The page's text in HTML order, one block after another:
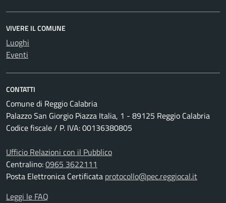
VIVERE IL COMUNE
Luoghi
Eventi
CONTATTI
Comune di Reggio Calabria
Palazzo San Giorgio Piazza Italia, 1 - 89125 Reggio Calabria
Codice fiscale / P. IVA: 00136380805
Ufficio Relazioni con il Pubblico
Centralino:0965 3622111
Posta Elettronica Certificata protocollo@pec.reggiocal.it
Leggi le FAQ